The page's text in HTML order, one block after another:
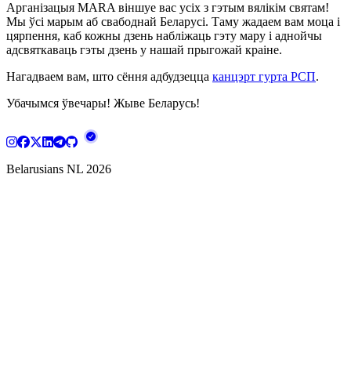
Арганізацыя MARA віншуе вас усіх з гэтым вялікім святам!
Мы ўсі марым аб свабоднай Беларусі. Таму жадаем вам моца і
цярпення, каб кожны дзень набліжаць гэту мару і аднойчы
адсвяткаваць гэты дзень у нашай прыгожай краіне.
Нагадваем вам, што сёння адбудзецца канцэрт гурта РСП.
Убачымся ўвечары! Жыве Беларусь!
Belarusians NL 2026